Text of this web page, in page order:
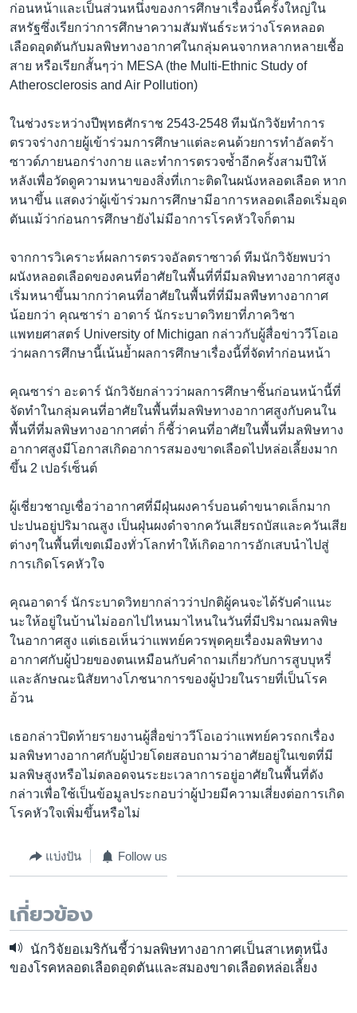
ก่อนหน้าและเป็นส่วนหนึ่งของการศึกษาเรื่องนี้ครั้งใหญ่ใน
สหรัฐซึ่งเรียกว่าการศึกษาความสัมพันธ์ระหว่างโรคหลอด
เลือดอุดตันกับมลพิษทางอากาศในกลุ่มคนจากหลากหลายเชื้อ
สาย หรือเรียกสั้นๆว่า MESA (the Multi-Ethnic Study of
Atherosclerosis and Air Pollution)
ในช่วงระหว่างปีพุทธศักราช 2543-2548 ทีมนักวิจัยทำการ
ตรวจร่างกายผู้เข้าร่วมการศึกษาแต่ละคนด้วยการทำอัลตร้า
ซาวด์ภายนอกร่างกาย และทำการตรวจซ้ำอีกครั้งสามปีให้
หลังเพื่อวัดดูความหนาของสิ่งที่เกาะติดในผนังหลอดเลือด หาก
หนาขึ้น แสดงว่าผู้เข้าร่วมการศึกษามีอาการหลอดเลือดเริ่มอุด
ตันแม้ว่าก่อนการศึกษายังไม่มีอาการโรคหัวใจก็ตาม
จากการวิเคราะห์ผลการตรวจอัลตราซาวด์ ทีมนักวิจัยพบว่า
ผนังหลอดเลือดของคนที่อาศัยในพื้นที่ที่มีมลพิษทางอากาศสูง
เริ่มหนาขึ้นมากกว่าคนที่อาศัยในพื้นที่ที่มีมลพืษทางอากาศ
น้อยกว่า คุณซาร่า อาดาร์ นักระบาดวิทยาที่ภาควิชา
แพทยศาสตร์ University of Michigan กล่าวกับผู้สื่อข่าววีโอเอ
ว่าผลการศึกษานี้เน้นย้ำผลการศึกษาเรื่องนี้ที่จัดทำก่อนหน้า
คุณซาร่า อะดาร์ นักวิจัยกล่าวว่าผลการศึกษาชิ้นก่อนหน้านี้ที่
จัดทำในกลุ่มคนที่อาศัยในพื้นที่มลพิษทางอากาศสูงกับคนใน
พื้นที่ที่มลพิษทางอากาศต่ำ ก็ชี้ว่าคนที่อาศัยในพื้นที่มลพิษทาง
อากาศสูงมีโอกาสเกิดอาการสมองขาดเลือดไปหล่อเลี้ยงมาก
ขึ้น 2 เปอร์เซ็นต์
ผู้เชี่ยวชาญเชื่อว่าอากาศที่มีฝุ่นผงคาร์บอนดำขนาดเล็กมาก
ปะปนอยู่ปริมาณสูง เป็นฝุ่นผงดำจากควันเสียรถบัสและควันเสีย
ต่างๆในพื้นที่เขตเมืองทั่วโลกทำให้เกิดอาการอักเสบนำไปสู่
การเกิดโรคหัวใจ
คุณอาดาร์ นักระบาดวิทยากล่าวว่าปกติผู้คนจะได้รับคำแนะ
นะให้อยู่ในบ้านไม่ออกไปไหนมาไหนในวันที่มีปริมาณมลพิษ
ในอากาศสูง แต่เธอเห็นว่าแพทย์ควรพุดคุยเรื่องมลพิษทาง
อากาศกับผู้ป่วยของตนเหมือนกับคำถามเกี่ยวกับการสูบบุหรี่
และลักษณะนิสัยทางโภชนาการของผู้ป่วยในรายที่เป็นโรค
อ้วน
เธอกล่าวปิดท้ายรายงานผู้สื่อข่าววีโอเอว่าแพทย์ควรถกเรื่อง
มลพิษทางอากาศกับผู้ป่วยโดยสอบถามว่าอาศัยอยู่ในเขตที่มี
มลพิษสูงหรือไม่ตลอดจนระยะเวลาการอยู่อาศัยในพื้นที่ดัง
กล่าวเพื่อใช้เป็นข้อมูลประกอบว่าผู้ป่วยมีความเสี่ยงต่อการเกิด
โรคหัวใจเพิ่มขึ้นหรือไม่
แบ่งปัน Follow us
เกี่ยวข้อง
นักวิจัยอเมริกันชี้ว่ามลพิษทางอากาศเป็นสาเหตุหนึ่ง
ของโรคหลอดเลือดอุดตันและสมองขาดเลือดหล่อเลี้ยง